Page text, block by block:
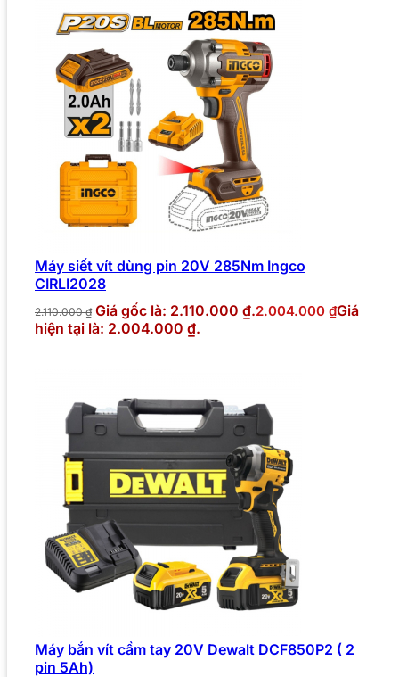
Máy siết vít dùng pin 20V 285Nm Ingco
CIRLI2028
2.110.000₫ Giá gốc là: 2.110.000 ₫.2.004.000 ₫Giá
hiện tại là: 2.004.000 ₫.
Máy bắn vít cầm tay 20V Dewalt DCF850P2 ( 2
pin 5Ah)